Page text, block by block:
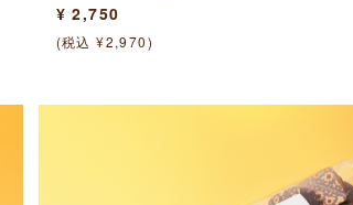
¥ 2,750
(税込 ¥2,970)